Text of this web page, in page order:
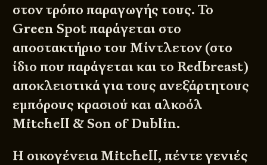
στον τρόπο παραγωγής τους. Το
Green Spot παράγεται στο
αποστακτήριο του Μίντλετον (στο
ίδιο που παράγεται και το Redbreast)
αποκλειστικά για τους ανεξάρτητους
εμπόρους κρασιού και αλκοόλ
Mitchell & Son of Dublin.
Η οικογένεια Mitchell, πέντε γενιές